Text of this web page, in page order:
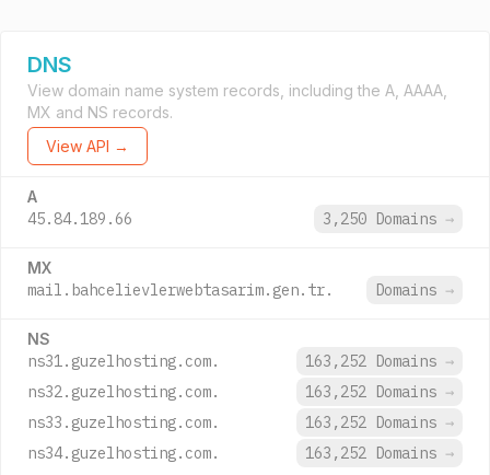
DNS
View domain name system records, including the A, AAAA,
MX and NS records.
View API →
A
45.84.189.66 3,250 Domains →
MX
mail.bahcelievlerwebtasarim.gen.tr. Domains →
NS
ns31.guzelhosting.com. 163,252 Domains →
ns32.guzelhosting.com.
163,252 Domains →
ns33.guzelhosting.com.
163,252 Domains →
ns34.guzelhosting.com.
163,252 Domains →